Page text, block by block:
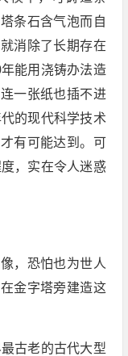
条石含气泡而自
消除了长期存在
能用浇铸办法造
一张纸也插不进
的现代科学技术
有可能达到。可
，实在令人迷惑
，恐怕也为世人
金字塔旁建造这
古老的古代大型